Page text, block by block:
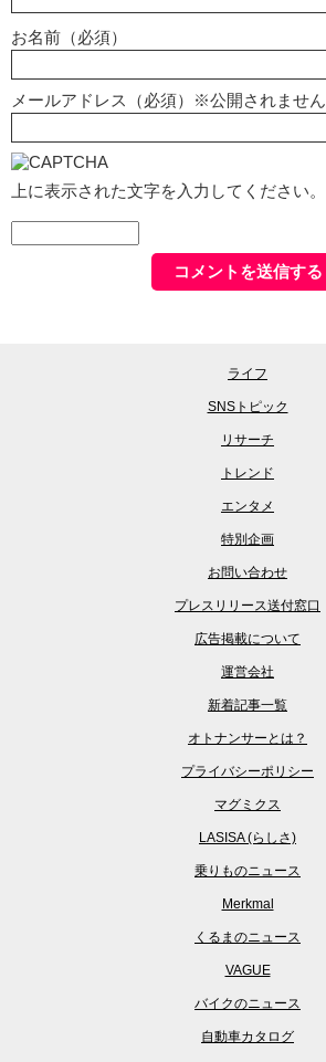
お名前（必須）
メールアドレス（必須）※公開されません
上に表示された文字を入力してください。
ライフ
SNSトピック
リサーチ
トレンド
エンタメ
特別企画
お問い合わせ
プレスリリース送付窓口
広告掲載について
運営会社
新着記事一覧
オトナンサーとは？
プライバシーポリシー
マグミクス
LASISA (らしさ)
乗りものニュース
Merkmal
くるまのニュース
VAGUE
バイクのニュース
自動車カタログ